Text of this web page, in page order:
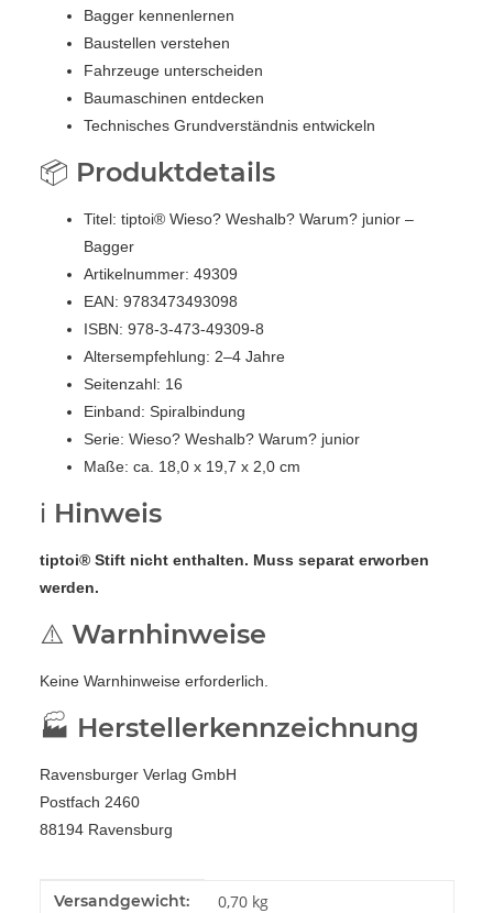
Bagger kennenlernen
Baustellen verstehen
Fahrzeuge unterscheiden
Baumaschinen entdecken
Technisches Grundverständnis entwickeln
📦 Produktdetails
Titel: tiptoi® Wieso? Weshalb? Warum? junior –
Bagger
Artikelnummer: 49309
EAN: 9783473493098
ISBN: 978-3-473-49309-8
Altersempfehlung: 2–4 Jahre
Seitenzahl: 16
Einband: Spiralbindung
Serie: Wieso? Weshalb? Warum? junior
Maße: ca. 18,0 x 19,7 x 2,0 cm
ℹ️ Hinweis
tiptoi® Stift nicht enthalten. Muss separat erworben
werden.
⚠️ Warnhinweise
Keine Warnhinweise erforderlich.
🏭 Herstellerkennzeichnung
Ravensburger Verlag GmbH
Postfach 2460
88194 Ravensburg
Produkteigenschaft
Wert
Versandgewicht: 0,70 kg